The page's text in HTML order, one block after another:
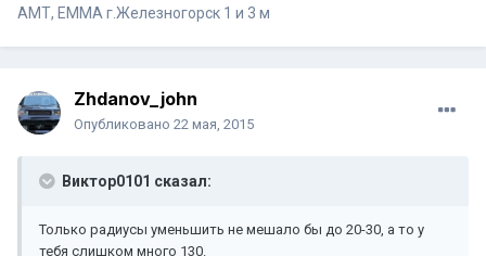
АМТ, EMMA г.Железногорск 1 и 3 м
Zhdanov_john
Опубликовано 22 мая, 2015
Виктор0101 сказал:
Только радиусы уменьшить не мешало бы до 20-30, а то у
тебя слишком много 130.